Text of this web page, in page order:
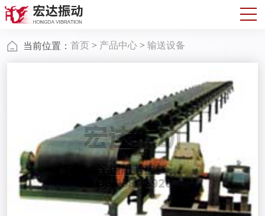
当前位置： 首页 > 产品中心 > 输送设备